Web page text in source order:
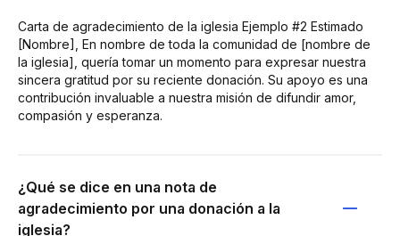
Carta de agradecimiento de la iglesia Ejemplo #2 Estimado
[Nombre], En nombre de toda la comunidad de [nombre de
la iglesia], quería tomar un momento para expresar nuestra
sincera gratitud por su reciente donación. Su apoyo es una
contribución invaluable a nuestra misión de difundir amor,
compasión y esperanza.
¿Qué se dice en una nota de
agradecimiento por una donación a la
iglesia?